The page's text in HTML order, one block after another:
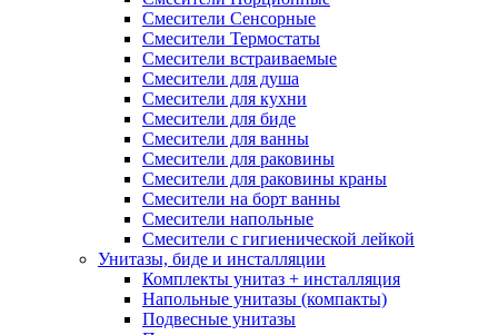
Смесители Сенсорные
Смесители Термостаты
Смесители встраиваемые
Смесители для душа
Смесители для кухни
Смесители для биде
Смесители для ванны
Смесители для раковины
Смесители для раковины краны
Смесители на борт ванны
Смесители напольные
Смесители с гигиенической лейкой
Унитазы, биде и инсталляции
Комплекты унитаз + инсталляция
Напольные унитазы (компакты)
Подвесные унитазы